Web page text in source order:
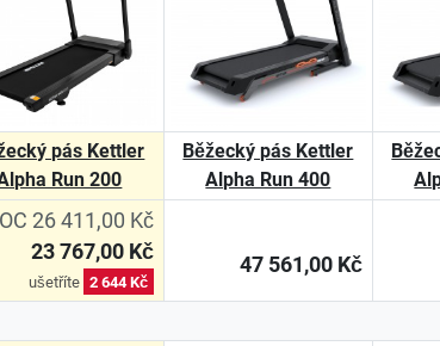
pás Kettler
Run 200
Běžecký pás Kettler
Alpha Run 400
26 411,00 Kč
23 767,00 Kč
ušetříte 2 644 Kč
47 561,00 Kč